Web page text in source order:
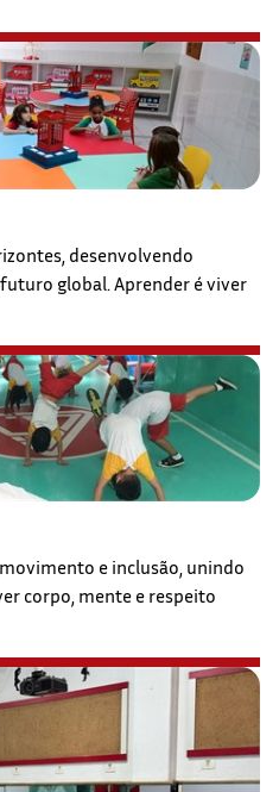
desenvolvendo
global. Aprender é viver
e inclusão, unindo
corpo, mente e respeito